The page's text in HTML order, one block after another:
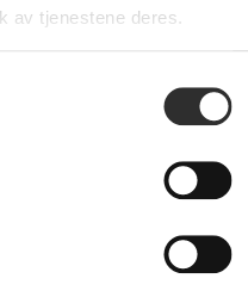
av tjenestene deres.